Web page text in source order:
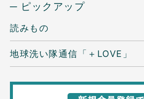
─ ピックアップ
読みもの
地球洗い隊通信「＋LOVE」